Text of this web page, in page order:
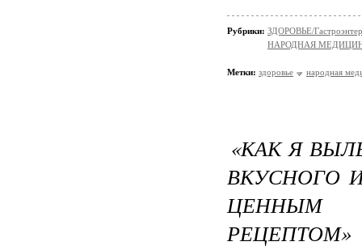
Рубрики: ЗДОРОВЬЕ/
НАРОДНАЯ
Метки: здоровье народная
«КАК Я
ВКУСНОГО
ЦЕННЫМ
РЕЦЕПТОМ»